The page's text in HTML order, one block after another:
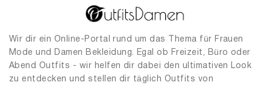
Wir dir ein Online-Portal rund um das Thema für Frauen
Mode und Damen Bekleidung. Egal ob Freizeit, Büro oder
Abend Outfits - wir helfen dir dabei den ultimativen Look
zu entdecken und stellen dir täglich Outfits von